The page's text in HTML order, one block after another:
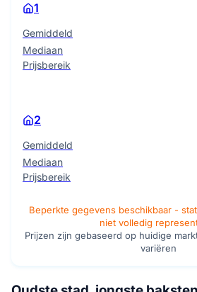
1
Gemiddeld
Mediaan
Prijsbereik
2
Gemiddeld
Mediaan
Prijsbereik
Beperkte gegevens beschikbaar -
niet volledig
Prijzen zijn gebaseerd op huidige
variëren